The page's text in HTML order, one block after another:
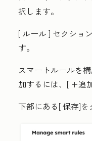
択します。
[ ルール ] セクショ
す。
スマートルールを
加するには、[ +追
下部にある[保存]を